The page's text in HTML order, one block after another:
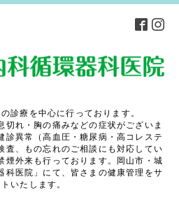
診療を中心に行っております。
切れ・胸の痛みなどの症状がございま
診異常（高血圧・糖尿病・高コレステ
査、もの忘れのご相談にも対応してい
煙外来も行っております。岡山市・城
科医院」にて、皆さまの健康管理をサ
いたします。